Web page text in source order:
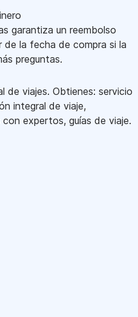
garantiza un reembolso
la fecha de compra si la
preguntas.
de viajes. Obtienes: servicio
integral de viaje,
expertos, guías de viaje.